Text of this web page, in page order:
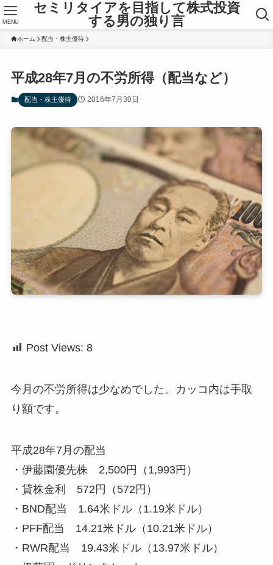
セミリタイアを目指して株式投資
する男の独り言
MENU
ホーム 配当・株主優待
平成28年7月の不労所得（配当など）
配当・株主優待 2016年7月30日
Post Views: 8
今月の不労所得は少なめでした。カッコ内は手取
り額です。
平成28年7月の配当
・伊藤園優先株 2,500円（1,993円）
・貸株金利 572円（572円）
・BND配当 1.64米ドル（1.19米ドル）
・PFF配当 14.21米ドル（10.21米ドル）
・RWR配当 19.43米ドル（13.97米ドル）